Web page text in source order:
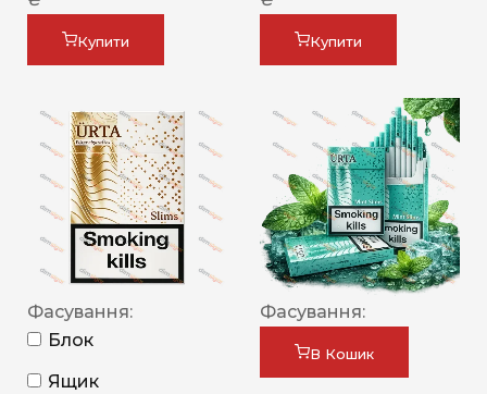
Купити Купити
Фасування:
Блок
Ящик
Фасування:
В Кошик